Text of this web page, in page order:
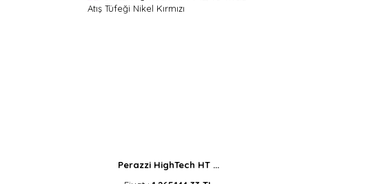
Perazzi HighTech HT ...